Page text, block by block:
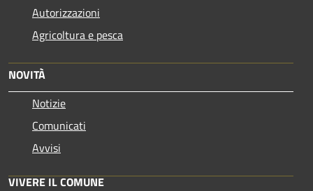
Autorizzazioni
Agricoltura e pesca
NOVITÀ
Notizie
Comunicati
Avvisi
VIVERE IL COMUNE